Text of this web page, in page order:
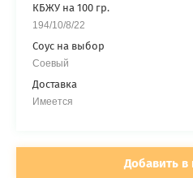
КБЖУ на 100 гр.
194/10/8/22
Соус на выбор
Соевый
Доставка
Имеется
Добавить в